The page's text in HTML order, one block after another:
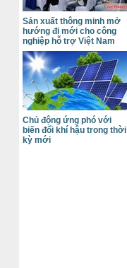
Sản xuất thông minh mở
hướng đi mới cho công
nghiệp hỗ trợ Việt Nam
Chủ động ứng phó với
biến đổi khí hậu trong thời
kỳ mới